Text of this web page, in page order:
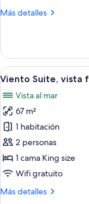
frontal
al
Más detalles
Más
Suite,
vista
frontal
océano
Ver
todas
las
fotos
de
Viento
Suite,
vista
frontal
al
18
Viento Suite, vista
Vista al mar
67 m²
1 habitación
2 personas
1 cama King size
Wifi gratuito
Más detalles
Más